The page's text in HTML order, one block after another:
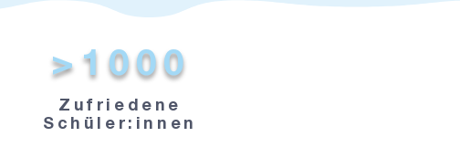
>1000
Zufriedene
Schüler:innen